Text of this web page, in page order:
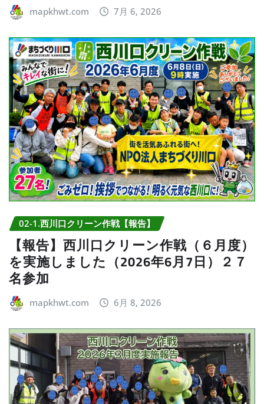
mapkhwt.com 7月 6, 2026
02-1.西川口クリーン作戦【報告】
【報告】西川口クリーン作戦（６月度）
を実施しました（2026年6月7日）２７
名参加
mapkhwt.com 6月 8, 2026